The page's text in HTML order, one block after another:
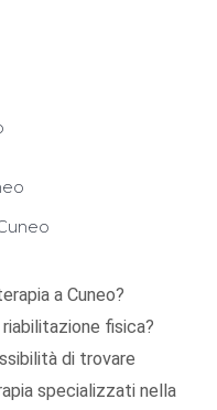
a Cuneo?
fisica?
di trovare
specializzati nella